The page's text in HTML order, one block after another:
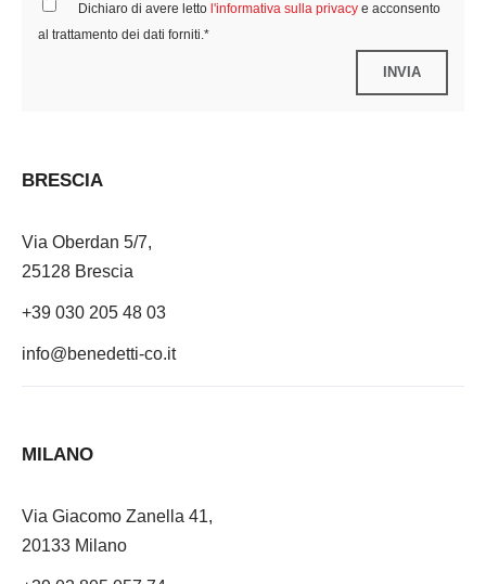
Dichiaro di avere letto l'informativa sulla privacye acconsento
al trattamento dei dati forniti.*
BRESCIA
Via Oberdan 5/7,
25128 Brescia
+39 030 205 48 03
info@benedetti-co.it
MILANO
Via Giacomo Zanella 41,
20133 Milano